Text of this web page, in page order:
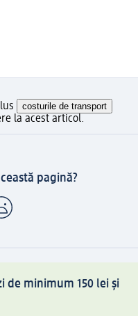
costurile de transport
la acest articol.
pagină?
de minimum 150 lei și